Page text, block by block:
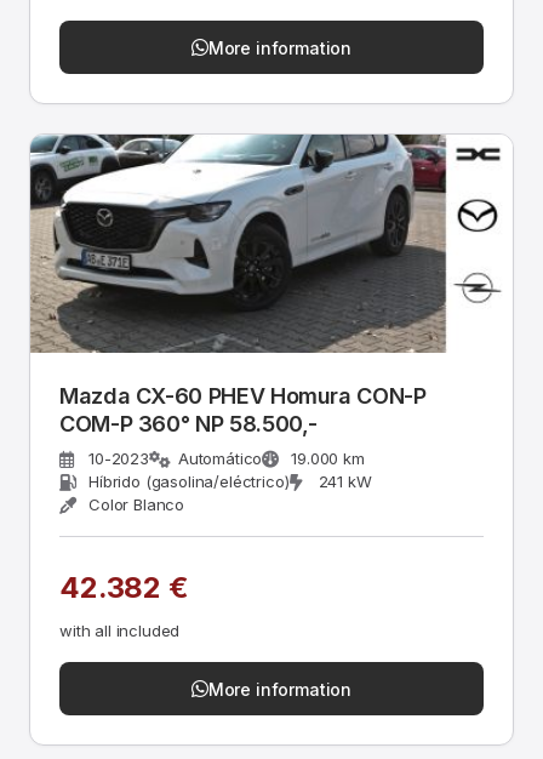
More information
Mazda CX-60 PHEV Homura CON-P
COM-P 360° NP 58.500,-
10-2023 Automático
19.000 km
Híbrido (gasolina/eléctrico)
241 kW
Color Blanco
42.382 €
with all included
More information